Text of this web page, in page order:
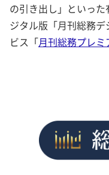
の引き出し」といっ
ジタル版「月刊総務
ビス「月刊総務プレミ